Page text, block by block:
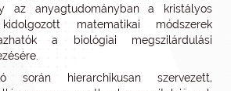
az anyagtudományban a kristályos
matematikai módszerek
a biológiai megszilárdulási
során hierarchikusan szervezett,